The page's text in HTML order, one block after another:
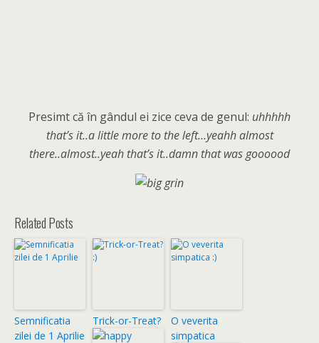
Presimt că în gândul ei zice ceva de genul: uhhhhh
that’s it..a little more to the left…yeahh almost
there..almost..yeah that’s it..damn that was goooood
Related Posts
Semnificatia
zilei de 1 Aprilie
Trick-or-Treat?
O veverita
simpatica